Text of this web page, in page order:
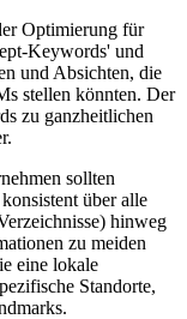
Optimierung für
Keywords' und
und Absichten, die
stellen könnten. Der
zu ganzheitlichen
sollten
über alle
hinweg
zu meiden
eine lokale
Standorte,